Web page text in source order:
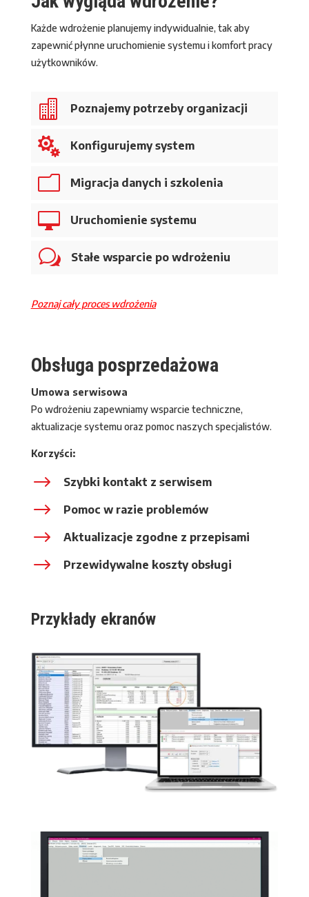
Każde wdrożenie planujemy indywidualnie, tak aby
zapewnić płynne uruchomienie systemu i komfort pracy
użytkowników.
 Poznajemy potrzeby organizacji
 Konfigurujemy system
m Migracja danych i szkolenia
 Uruchomienie systemu
w Stałe wsparcie po wdrożeniu
Poznaj cały proces wdrożenia
Obsługa posprzedażowa
Umowa serwisowa
Po wdrożeniu zapewniamy wsparcie techniczne,
aktualizacje systemu oraz pomoc naszych specjalistów.
Korzyści:
$ Szybki kontakt z serwisem
$ Pomoc w razie problemów
$ Aktualizacje zgodne z przepisami
$ Przewidywalne koszty obsługi
Przykłady ekranów